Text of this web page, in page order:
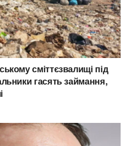
сміттєзвалищі під
гасять займання,